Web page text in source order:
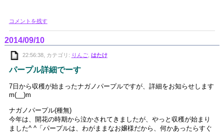
コメントを残す
2014/09/10
22:56:38, カテゴリ: りんご, はたけ
パープル詳細でーす
7日から収穫が始まったナガノパープルですが、詳細をお知らせします
m(__)m
ナガノパープル(種無)
今年は、開花の時期から泣かされてきましたが、やっと収穫が始まり
ました^ ^「パープルは、わがままなお嬢様だから、何かあったらすぐ